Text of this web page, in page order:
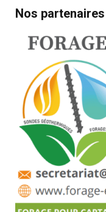
Nos partenaires